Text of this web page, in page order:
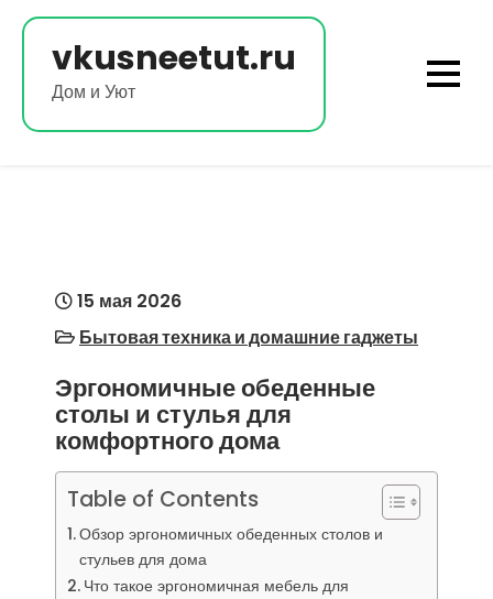
Перейти
содержимому
vkusneetut.ru
Дом и Уют
15 мая 2026
Бытовая техника и домашние гаджеты
Эргономичные обеденные
столы и стулья для
комфортного дома
Table of Contents
Обзор эргономичных обеденных столов и
стульев для дома
Что такое эргономичная мебель для